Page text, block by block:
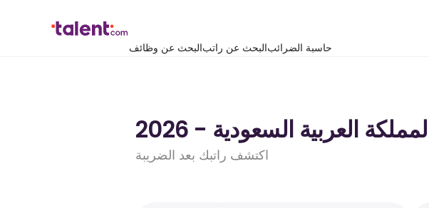
البحث عن وظائفالبحث عن راتبحاسبة الضرائب
اكتشف راتبك بعد الضريبة